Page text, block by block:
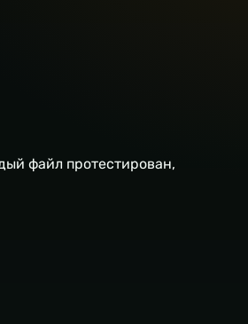
файл протестирован,